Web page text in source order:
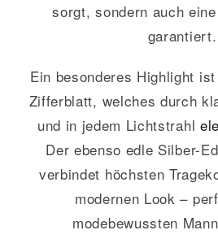
sorgt, sondern auch
garantiert.
Ein besonderes Highlight
Zifferblatt, welches durch
und in jedem Lichtstrahl
Der ebenso edle Silber-
verbindet höchsten
modernen Look –
modebewussten